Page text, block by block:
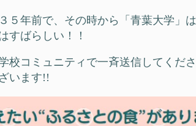
５年前で、その時から「青葉大学」
すばらしい！！
校コミュニティで一斉送信してくだ
います!!